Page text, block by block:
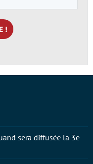
sera diffusée la 3e